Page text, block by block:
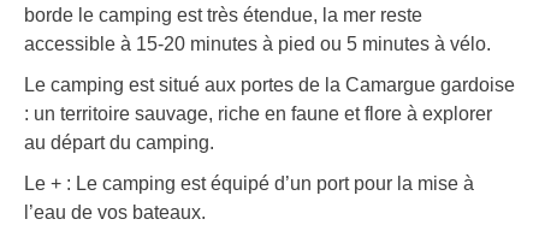
borde le camping est très étendue, la mer reste
accessible à 15-20 minutes à pied ou 5 minutes à vélo.
Le camping est situé aux portes de la Camargue gardoise
: un territoire sauvage, riche en faune et flore à explorer
au départ du camping.
Le + : Le camping est équipé d’un port pour la mise à
l’eau de vos bateaux.